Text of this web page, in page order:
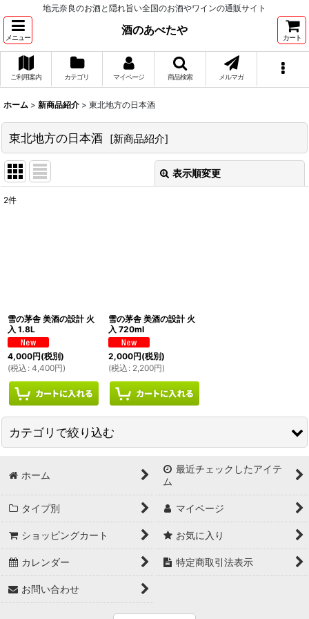
地元奈良のお酒と隠れ旨い全国のお酒やワインの通販サイト
メニュー
酒のあべたや
カート
ご利用案内 カテゴリ マイページ 商品検索 メルマガ
ホーム > 新商品紹介 > 東北地方の日本酒
東北地方の日本酒 [新商品紹介]
表示順変更
サブカテゴリ
絞り込む
2件
雪の茅舎 美酒の設計 火
入 1.8L
4,000円(税別)
(税込 : 4,400円)
雪の茅舎 美酒の設計 火
入 720ml
2,000円(税別)
(税込 : 2,200円)
カテゴリで絞り込む
南部美人｜南部美人｜岩手県
花邑｜翠玉｜両関酒造｜秋田県
まんさくの花｜日の丸醸造｜秋田県
雪の茅舎｜美酒の設計｜齋彌酒造店｜秋田県
ホーム
最近チェックしたアイテ
ム
タイプ別 マイページ
ショッピングカート お気に入り
カレンダー 特定商取引法表示
お問い合わせ